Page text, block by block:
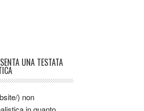
UNA TESTATA
) non